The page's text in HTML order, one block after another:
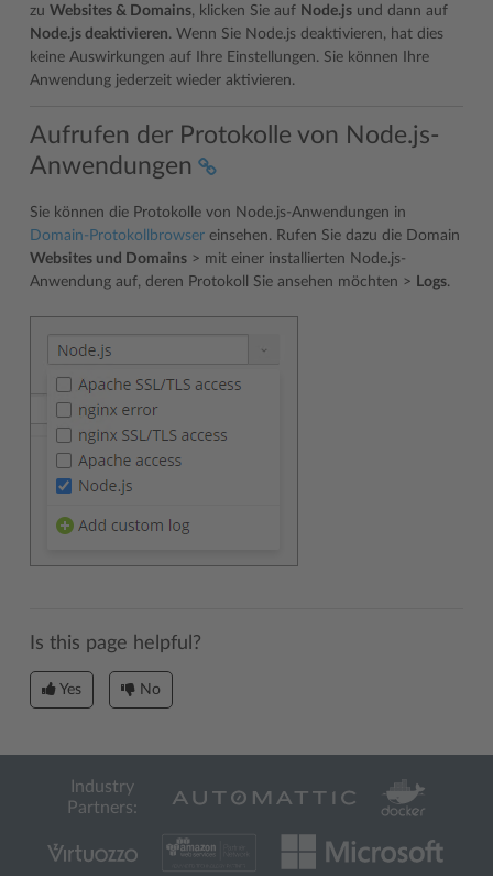
zu Websites & Domains, klicken Sie auf Node.js und dann auf
Node.js deaktivieren. Wenn Sie Node.js deaktivieren, hat dies
keine Auswirkungen auf Ihre Einstellungen. Sie können Ihre
Anwendung jederzeit wieder aktivieren.
Aufrufen der Protokolle von Node.js-
Anwendungen
Sie können die Protokolle von Node.js-Anwendungen in
Domain-Protokollbrowser einsehen. Rufen Sie dazu die Domain
Websites und Domains > mit einer installierten Node.js-
Anwendung auf, deren Protokoll Sie ansehen möchten > Logs.
Is this page helpful?
Yes No
Industry
Partners: